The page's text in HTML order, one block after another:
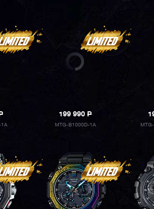
199 990P
MTG-B1000D-1A